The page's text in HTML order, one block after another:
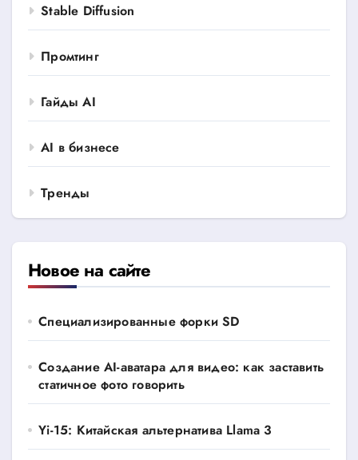
Stable Diffusion
Промтинг
Гайды AI
AI в бизнесе
Тренды
Новое на сайте
Специализированные форки SD
Создание AI-аватара для видео: как заставить
статичное фото говорить
Yi-15: Китайская альтернатива Llama 3